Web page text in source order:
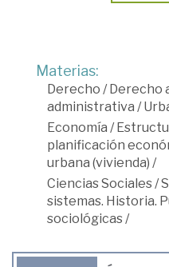
Materias:
Derecho /Derecho
administrativa /
Economía /
planificación
urbana (vivienda) /
Ciencias Sociales/
sistemas. Historia.
sociológicas/